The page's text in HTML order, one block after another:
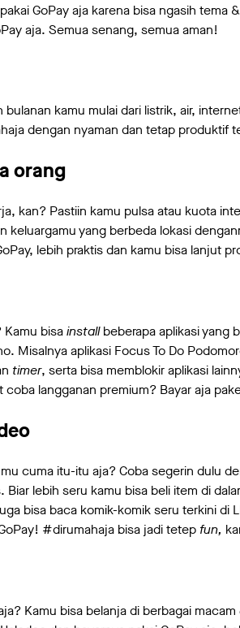
GoPay aja karena bisa ngasih tema
aja. Semua senang, semua aman!
kamu mulai dari listrik, air,
dengan nyaman dan tetap produktif
orang
kan? Pastiin kamu pulsa atau kuota
yang berbeda lokasi
lebih praktis dan kamu bisa lanjut
bisainstallbeberapa aplikasi yang
Misalnya aplikasi Focus To Do
timer, serta bisa memblokir aplikasi
langganan premium? Bayar aja
cuma itu-itu aja? Coba segerin dulu
lebih seru kamu bisa beli item di
bisa baca komik-komik seru terkini di
#dirumahaja bisa jadi tetep fun,
Kamu bisa belanja di berbagai macam